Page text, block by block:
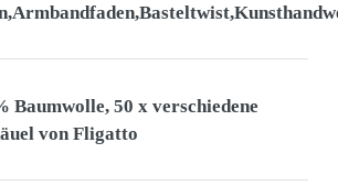
Baumwolle, 50 x verschiedene
von Fligatto